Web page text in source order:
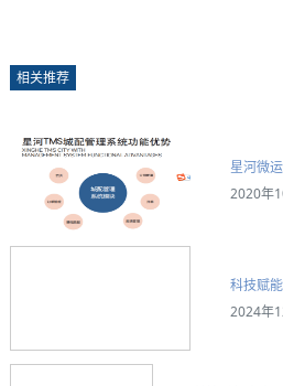
相关推荐
星河微
2020年
科技赋
2024年